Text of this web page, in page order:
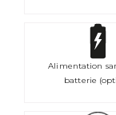
Alimentation
batterie